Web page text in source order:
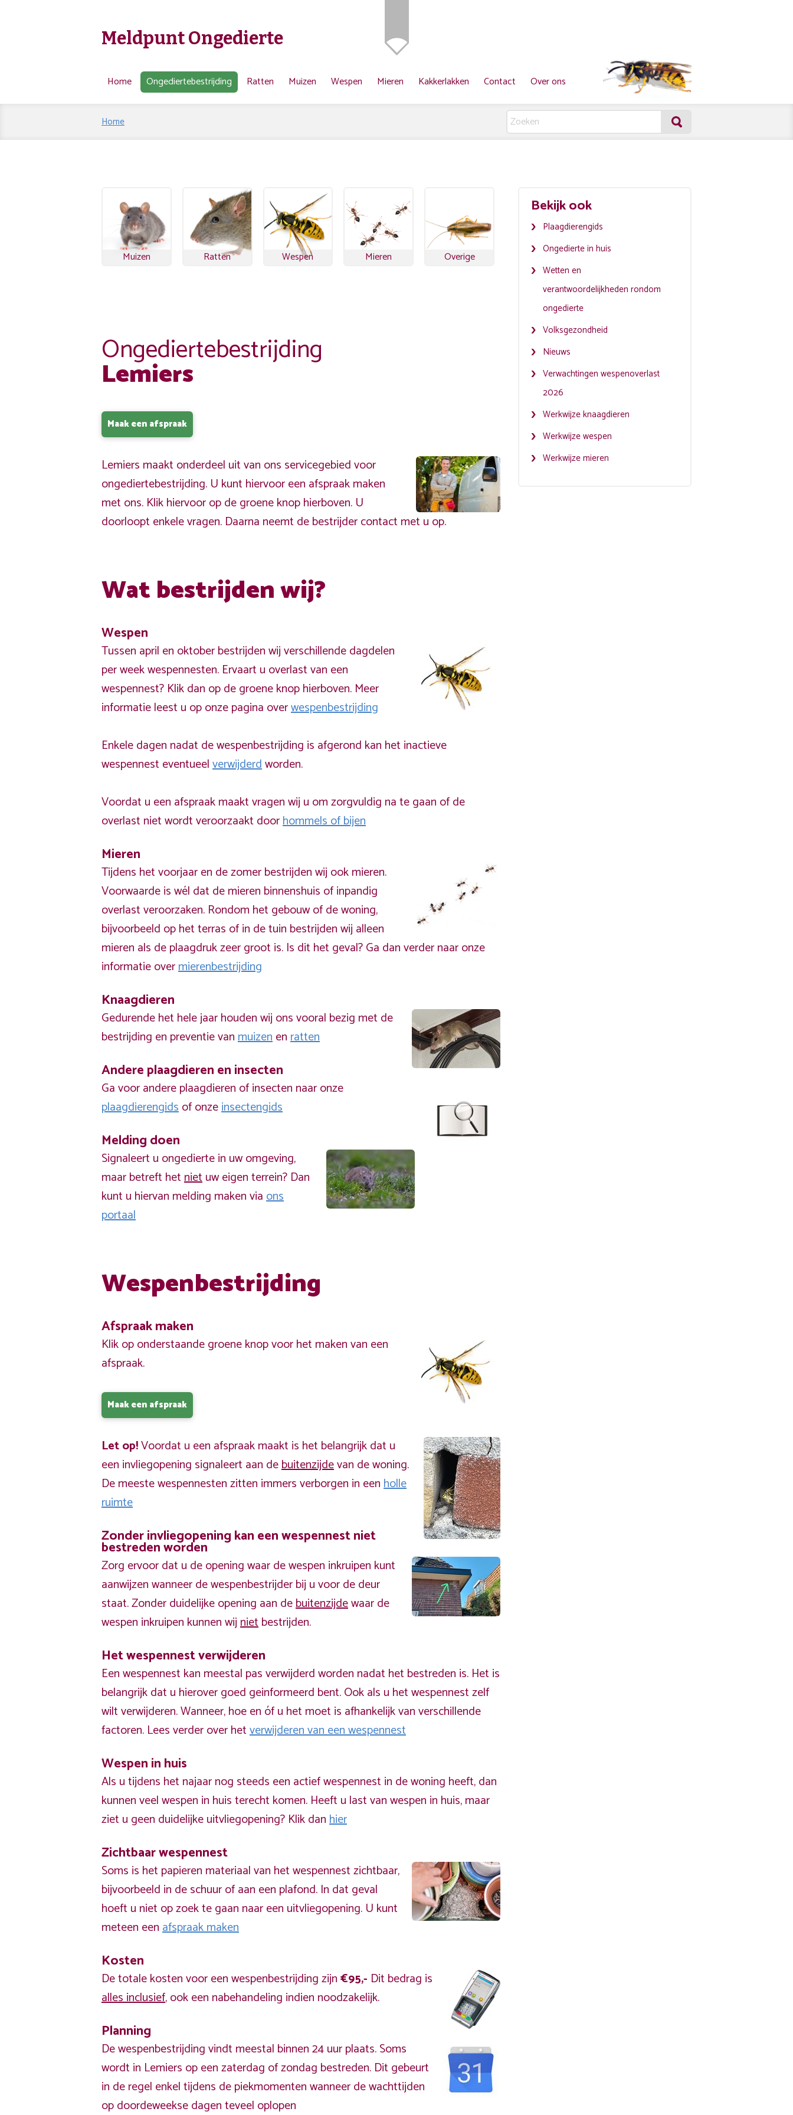
Meldpunt Ongedierte
Home Ongediertebestrijding Ratten Muizen Wespen Mieren Kakkerlakken Contact Over ons
Home
Muizen Ratten Wespen Mieren Overige
Ongediertebestrijding
Lemiers
Maak een afspraak
Lemiers maakt onderdeel uit van ons servicegebied voor
ongediertebestrijding. U kunt hiervoor een afspraak maken
met ons. Klik hiervoor op de groene knop hierboven. U
doorloopt enkele vragen. Daarna neemt de bestrijder contact met u op.
Wat bestrijden wij?
Wespen
Tussen april en oktober bestrijden wij verschillende dagdelen
per week wespennesten. Ervaart u overlast van een
wespennest? Klik dan op de groene knop hierboven. Meer
informatie leest u op onze pagina overwespenbestrijding
Enkele dagen nadat de wespenbestrijding is afgerond kan het inactieve
wespennest eventueelverwijderdworden.
Voordat u een afspraak maakt vragen wij u om zorgvuldig na te gaan of de
overlast niet wordt veroorzaakt doorhommels of bijen
Mieren
Tijdens het voorjaar en de zomer bestrijden wij ook mieren.
Voorwaarde is wél dat de mieren binnenshuis of inpandig
overlast veroorzaken. Rondom het gebouw of de woning,
bijvoorbeeld op het terras of in de tuin bestrijden wij alleen
mieren als de plaagdruk zeer groot is. Is dit het geval? Ga dan verder naar onze
informatie overmierenbestrijding
Knaagdieren
Gedurende het hele jaar houden wij ons vooral bezig met de
bestrijding en preventie vanmuizenenratten
Andere plaagdieren en insecten
Ga voor andere plaagdieren of insecten naar onze
plaagdierengidsof onzeinsectengids
Melding doen
Signaleert u ongedierte in uw omgeving,
maar betreft hetnietuw eigen terrein? Dan
kunt u hiervan melding maken viaons
portaal
Wespenbestrijding
Afspraak maken
Klik op onderstaande groene knop voor het maken van een
afspraak.
Maak een afspraak
Let op!Voordat u een afspraak maakt is het belangrijk dat u
een invliegopening signaleert aan debuitenzijdevan de woning.
De meeste wespennesten zitten immers verborgen in eenholle
ruimte
Zonder invliegopening kan een wespennest niet
bestreden worden
Zorg ervoor dat u de opening waar de wespen inkruipen kunt
aanwijzen wanneer de wespenbestrijder bij u voor de deur
staat. Zonder duidelijke opening aan debuitenzijdewaar de
wespen inkruipen kunnen wijnietbestrijden.
Het wespennest verwijderen
Een wespennest kan meestal pas verwijderd worden nadat het bestreden is. Het is
belangrijk dat u hierover goed geinformeerd bent. Ook als u het wespennest zelf
wilt verwijderen. Wanneer, hoe en óf u het moet is afhankelijk van verschillende
factoren. Lees verder over hetverwijderen van een wespennest
Wespen in huis
Als u tijdens het najaar nog steeds een actief wespennest in de woning heeft, dan
kunnen veel wespen in huis terecht komen. Heeft u last van wespen in huis, maar
ziet u geen duidelijke uitvliegopening? Klik danhier
Zichtbaar wespennest
Soms is het papieren materiaal van het wespennest zichtbaar,
bijvoorbeeld in de schuur of aan een plafond. In dat geval
hoeft u niet op zoek te gaan naar een uitvliegopening. U kunt
meteen eenafspraak maken
Kosten
De totale kosten voor een wespenbestrijding zijn€95,- Dit bedrag is
alles inclusief, ook een nabehandeling indien noodzakelijk.
Planning
De wespenbestrijding vindt meestal binnen 24 uur plaats. Soms
wordt in Lemiers op een zaterdag of zondag bestreden. Dit gebeurt
in de regel enkel tijdens de piekmomenten wanneer de wachttijden
op doordeweekse dagen teveel oplopen
Bekijk ook
Plaagdierengids
Ongedierte in huis
Wetten en
verantwoordelijkheden rondom
ongedierte
Volksgezondheid
Nieuws
Verwachtingen wespenoverlast
2026
Werkwijze knaagdieren
Werkwijze wespen
Werkwijze mieren